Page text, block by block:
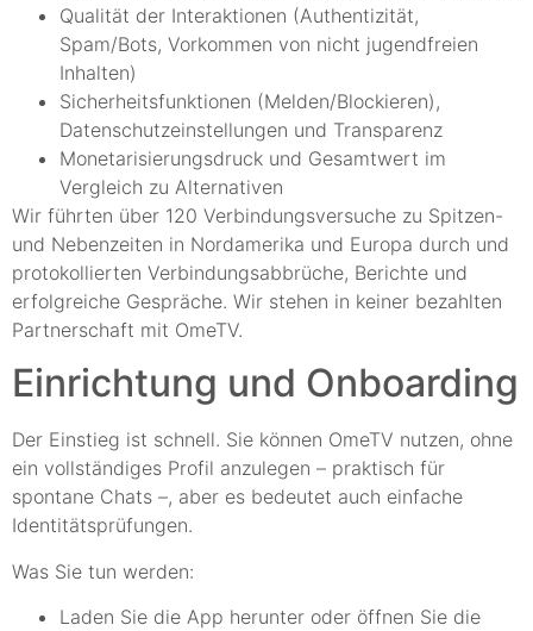
Qualität der Interaktionen (Authentizität,
Spam/Bots, Vorkommen von nicht jugendfreien
Inhalten)
Sicherheitsfunktionen (Melden/Blockieren),
Datenschutzeinstellungen und Transparenz
Monetarisierungsdruck und Gesamtwert im
Vergleich zu Alternativen
Wir führten über 120 Verbindungsversuche zu Spitzen-
und Nebenzeiten in Nordamerika und Europa durch und
protokollierten Verbindungsabbrüche, Berichte und
erfolgreiche Gespräche. Wir stehen in keiner bezahlten
Partnerschaft mit OmeTV.
Einrichtung und Onboarding
Der Einstieg ist schnell. Sie können OmeTV nutzen, ohne
ein vollständiges Profil anzulegen – praktisch für
spontane Chats –, aber es bedeutet auch einfache
Identitätsprüfungen.
Was Sie tun werden:
Laden Sie die App herunter oder öffnen Sie die